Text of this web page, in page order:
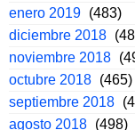
enero 2019 (483)
diciembre 2018
noviembre 2018
octubre 2018 (465)
septiembre 2018
agosto 2018 (498)